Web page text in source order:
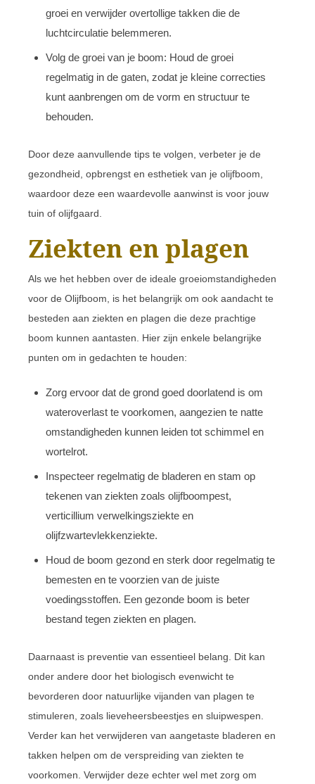
groei en verwijder overtollige takken die de
luchtcirculatie belemmeren.
Volg de groei van je boom: Houd de groei
regelmatig in de gaten, zodat je kleine correcties
kunt aanbrengen om de vorm en structuur te
behouden.
Door deze aanvullende tips te volgen, verbeter je de
gezondheid, opbrengst en esthetiek van je olijfboom,
waardoor deze een waardevolle aanwinst is voor jouw
tuin of olijfgaard.
Ziekten en plagen
Als we het hebben over de ideale groeiomstandigheden
voor de Olijfboom, is het belangrijk om ook aandacht te
besteden aan ziekten en plagen die deze prachtige
boom kunnen aantasten. Hier zijn enkele belangrijke
punten om in gedachten te houden:
Zorg ervoor dat de grond goed doorlatend is om
wateroverlast te voorkomen, aangezien te natte
omstandigheden kunnen leiden tot schimmel en
wortelrot.
Inspecteer regelmatig de bladeren en stam op
tekenen van ziekten zoals olijfboompest,
verticillium verwelkingsziekte en
olijfzwartevlekkenziekte.
Houd de boom gezond en sterk door regelmatig te
bemesten en te voorzien van de juiste
voedingsstoffen. Een gezonde boom is beter
bestand tegen ziekten en plagen.
Daarnaast is preventie van essentieel belang. Dit kan
onder andere door het biologisch evenwicht te
bevorderen door natuurlijke vijanden van plagen te
stimuleren, zoals lieveheersbeestjes en sluipwespen.
Verder kan het verwijderen van aangetaste bladeren en
takken helpen om de verspreiding van ziekten te
voorkomen. Verwijder deze echter wel met zorg om